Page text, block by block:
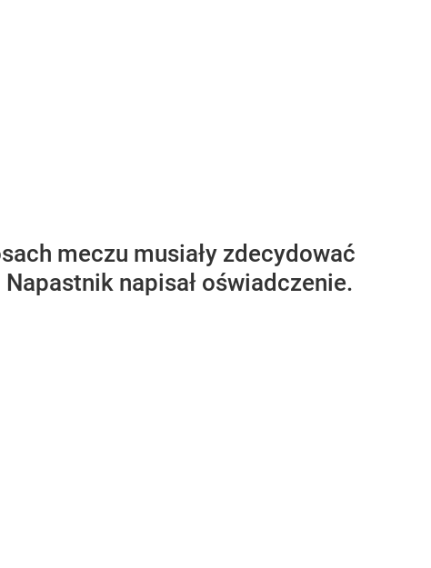
meczu musiały zdecydować
napisał oświadczenie.